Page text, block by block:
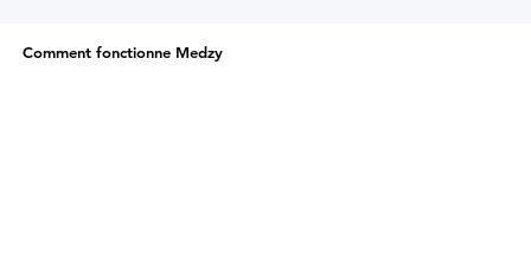
Comment fonctionne Medzy